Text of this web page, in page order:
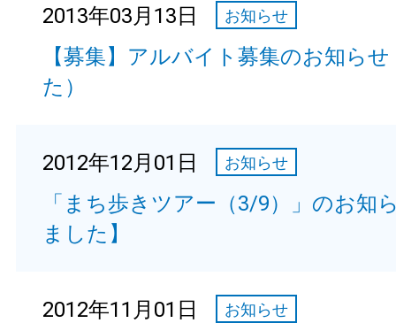
2013年03月13日 お知らせ
【募集】アルバイト募集のお知ら
た）
2012年12月01日 お知らせ
「まち歩きツアー（3/9）」のお知
ました】
2012年11月01日 お知らせ